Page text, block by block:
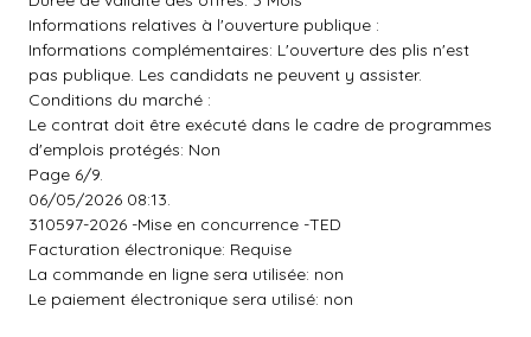
Informations relatives à l'ouverture publique :
Informations complémentaires: L'ouverture des plis n'est
pas publique. Les candidats ne peuvent y assister.
Conditions du marché :
Le contrat doit être exécuté dans le cadre de programmes
d'emplois protégés: Non
Page 6/9.
06/05/2026 08:13.
310597-2026 -Mise en concurrence -TED
Facturation électronique: Requise
La commande en ligne sera utilisée: non
Le paiement électronique sera utilisé: non